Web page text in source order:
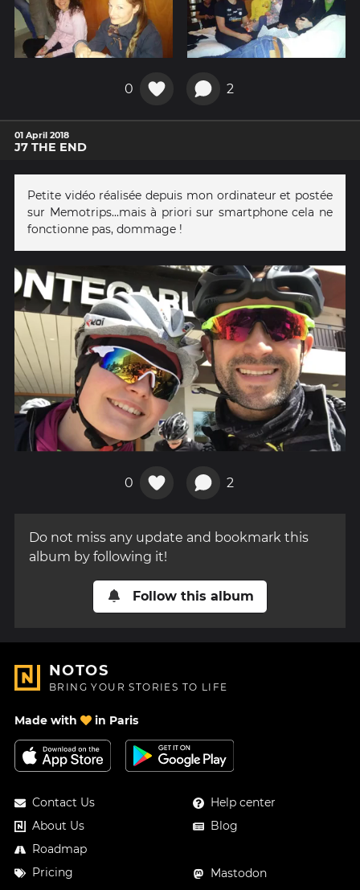
0 2
01 April 2018
J7 THE END
Petite vidéo réalisée depuis mon ordinateur et postée
sur Memotrips...mais à priori sur smartphone cela ne
fonctionne pas, dommage !
0 2
Do not miss any update and bookmark this
album by following it!
Follow this album
NOTOS
BRING YOUR STORIES TO LIFE
Made with in Paris
Contact Us
About Us
Roadmap
Pricing
Help center
Blog
Mastodon